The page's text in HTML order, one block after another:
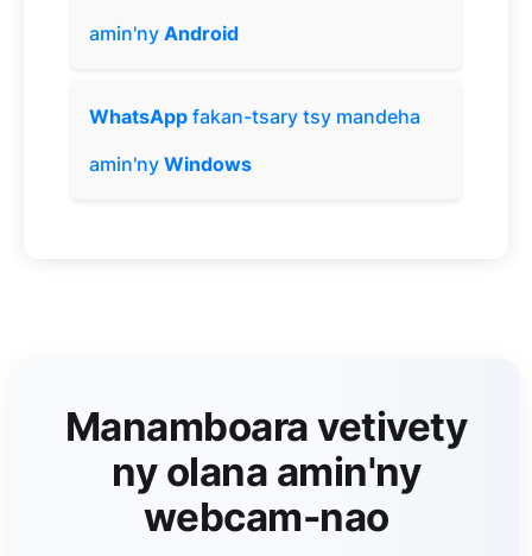
amin'ny Android
WhatsApp fakan-tsary tsy mandeha
amin'ny Windows
Manamboara vetivety
ny olana amin'ny
webcam-nao